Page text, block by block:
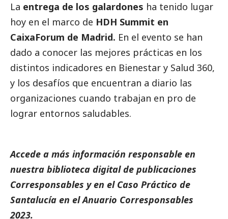
La entrega de los galardones ha tenido lugar
hoy en el marco de HDH Summit en
CaixaForum de Madrid. En el evento se han
dado a conocer las mejores prácticas en los
distintos indicadores en Bienestar y Salud 360,
y los desafíos que encuentran a diario las
organizaciones cuando trabajan en pro de
lograr entornos saludables.
Accede a más información responsable en
nuestra biblioteca digital de publicaciones
Corresponsables y en el Caso Práctico de
Santalucía en elAnuario Corresponsables
2023.